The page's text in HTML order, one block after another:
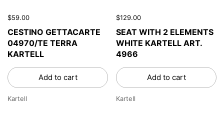
$59.00
CESTINO GETTACARTE
04970/TE TERRA
KARTELL
Add to cart
Kartell
$129.00
SEAT WITH 2 ELEMENTS
WHITE KARTELL ART.
4966
Add to cart
Kartell